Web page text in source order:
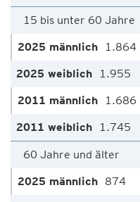
15 bis unter 60 Jahre
1.864
1.955
1.686
1.745
60 Jahre und älter
874